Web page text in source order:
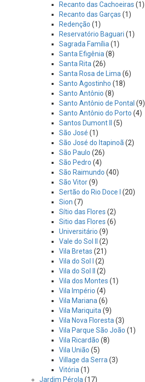
Recanto das Cachoeiras (1)
Recanto das Garças (1)
Redenção (1)
Reservatório Baguari (1)
Sagrada Família (1)
Santa Efigênia (8)
Santa Rita (26)
Santa Rosa de Lima (6)
Santo Agostinho (18)
Santo Antônio (8)
Santo Antônio de Pontal (9)
Santo Antônio do Porto (4)
Santos Dumont II
(5)
São José (1)
São José do Itapinoã (2)
São Paulo (26)
São Pedro (4)
São Raimundo (40)
São Vitor(9)
Sertão do Rio Doce I
(20)
Sion (7)
Sítio das Flores (2)
Sitio das Flores (6)
Universitário (9)
Vale do Sol II
(2)
Vila Bretas (21)
Vila do Sol I
(2)
Vila do Sol II
(2)
Vila dos Montes (1)
Vila Império (4)
Vila Mariana (6)
Vila Mariquita (9)
Vila Nova Floresta (3)
Vila Parque São João (1)
Vila Ricardão (8)
Vila União (5)
Village da Serra (3)
Vitória (1)
Jardim Pérola (17)